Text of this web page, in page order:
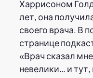
Харрисоном
лет, она
своего врача. В
странице
«Врач сказал
невелики… и